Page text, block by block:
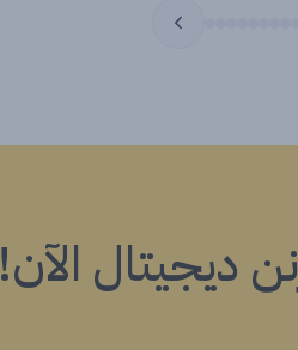
ديجيتال الآن!